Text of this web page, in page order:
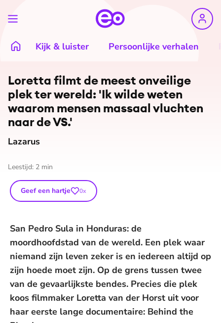
Kijk & luister Persoonlijke verhalen
Loretta filmt de meest onveilige
plek ter wereld: 'Ik wilde weten
waarom mensen massaal vluchten
naar de VS.'
Lazarus
Leestijd: 2 min
Geef een hartje 0x
San Pedro Sula in Honduras: de
moordhoofdstad van de wereld. Een plek waar
niemand zijn leven zeker is en iedereen altijd op
zijn hoede moet zijn. Op de grens tussen twee
van de gevaarlijkste bendes. Precies die plek
koos filmmaker Loretta van der Horst uit voor
haar eerste lange documentaire: Behind the